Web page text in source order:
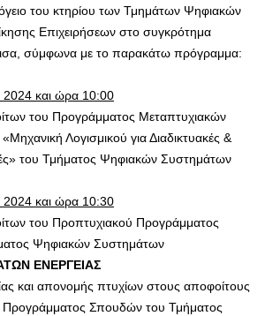
του κτηρίου των Τμημάτων Ψηφιακών
Επιχειρήσεων στο συγκρότημα
σύμφωνα με το παρακάτω πρόγραμμα:
2024 και ώρα 10:00
του Προγράμματος Μεταπτυχιακών
Λογισμικού για Διαδικτυακές &
του Τμήματος Ψηφιακών Συστημάτων
2024 και ώρα 10:30
του Προπτυχιακού Προγράμματος
Ψηφιακών Συστημάτων
ΕΝΕΡΓΕΙΑΣ
και απονομής πτυχίων στους αποφοίτους
Προγράμματος Σπουδών του Τμήματος